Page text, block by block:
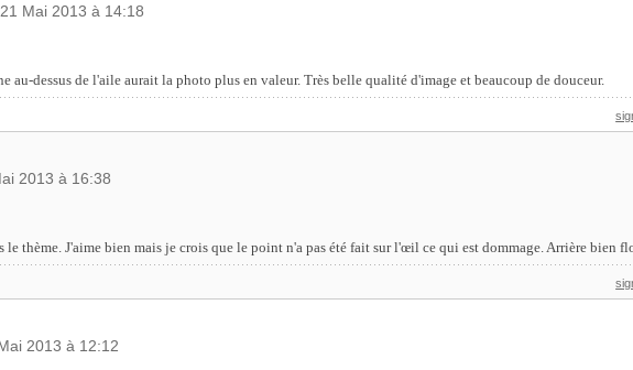
Mai 2013 à 14:18
au-dessus de l'aile aurait la photo plus en valeur. Très belle qualité d'image et beaucoup de douceur.
2013 à 16:38
le thème. J'aime bien mais je crois que le point n'a pas été fait sur l'œil ce qui est dommage. Arrière bien
2013 à 12:12